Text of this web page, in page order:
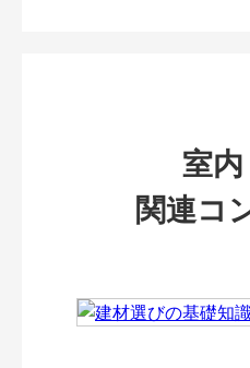
室
関連コ